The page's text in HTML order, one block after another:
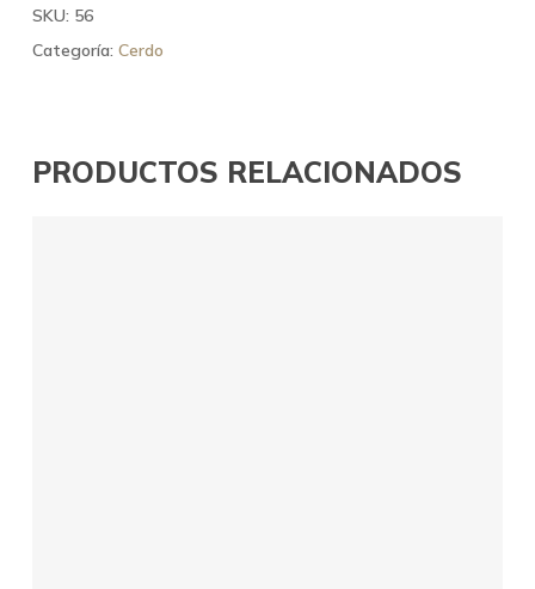
SKU: 56
Categoría: Cerdo
PRODUCTOS RELACIONADOS